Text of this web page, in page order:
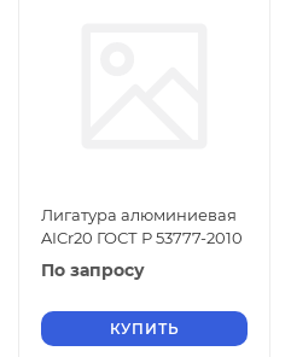
Лигатура алюминиевая
AICr20 ГОСТ Р 53777-2010
По запросу
КУПИТЬ